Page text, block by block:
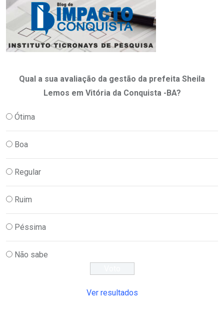
Qual a sua avaliação da gestão da prefeita Sheila
Lemos em Vitória da Conquista -BA?
Ótima
Boa
Regular
Ruim
Péssima
Não sabe
Ver resultados